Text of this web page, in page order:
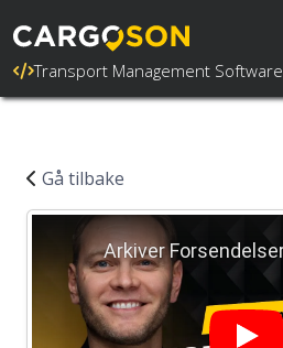
Transport Management Software
Gå tilbake